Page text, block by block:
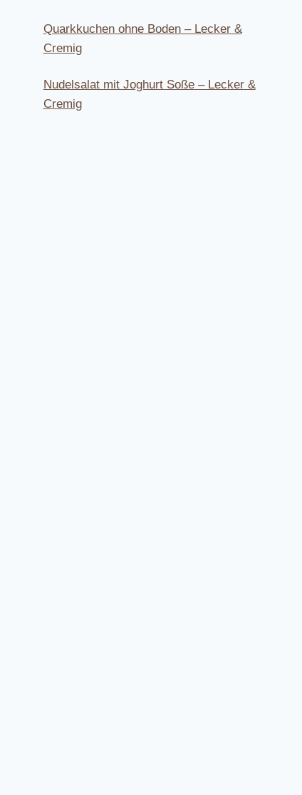
Quarkkuchen ohne Boden – Lecker &
Cremig
Nudelsalat mit Joghurt Soße – Lecker &
Cremig